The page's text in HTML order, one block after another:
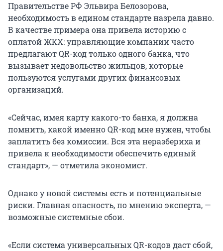
Правительстве РФ Эльвира Белозорова,
необходимость в едином стандарте назрела давно.
В качестве примера она привела историю с
оплатой ЖКХ: управляющие компании часто
предлагают QR-код только одного банка, что
вызывает недовольство жильцов, которые
пользуются услугами других финансовых
организаций.
«Сейчас, имея карту какого-то банка, я должна
помнить, какой именно QR-код мне нужен, чтобы
заплатить без комиссии. Вся эта неразбериха и
привела к необходимости обеспечить единый
стандарт», — отметила экономист.
Однако у новой системы есть и потенциальные
риски. Главная опасность, по мнению эксперта, —
возможные системные сбои.
«Если система универсальных QR-кодов даст сбой,